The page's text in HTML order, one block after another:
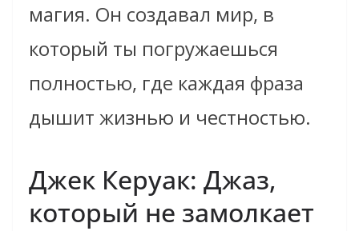
магия. Он создавал мир, в
который ты погружаешься
полностью, где каждая фраза
дышит жизнью и честностью.
Джек Керуак: Джаз,
который не замолкает